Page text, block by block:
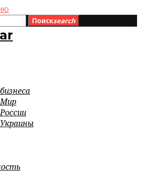
Поискsearch